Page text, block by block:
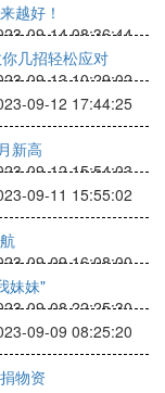
越好！
09-14 08:36:44
几招轻松应对
09-13 10:29:02
09-12 17:44:25
新高
09-12 15:54:03
09-11 15:55:02
09-09 16:08:00
妹妹"
09-08 22:25:30
09-09 08:25:20
物资